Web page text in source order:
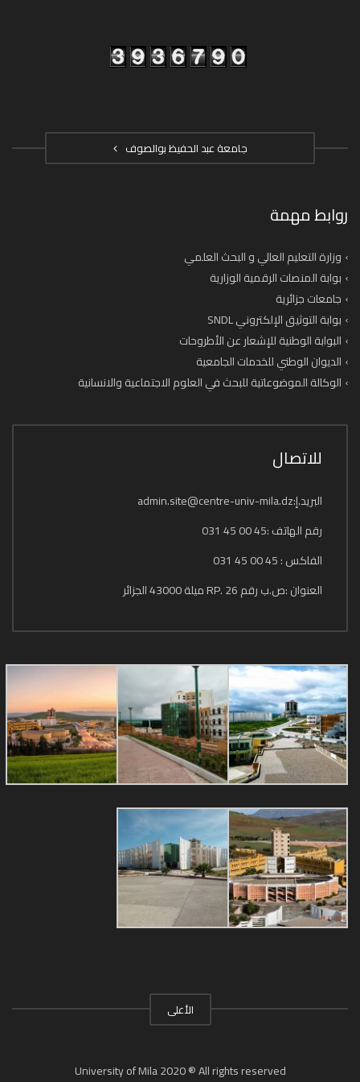
جامعة عبد الحفيظ بوالصوف
روابط مهمة
وزارة التعليم العالي و البحث العلمي
بوابة المنصات الرقمية الوزارية
جامعات جزائرية
بوابة التوثيق الإلكتروني SNDL
البوابة الوطنية للإشعار عن الأطروحات
الديوان الوطني للخدمات الجامعية
الوكالة الموضوعاتية للبحث في العلوم الاجتماعية والانسانية
للاتصال
البريد.إ:admin.site@centre-univ-mila.dz
رقم الهاتف :45 00 45 031
الفاكس : 45 00 45 031
العنوان :ص.ب رقم 26 .RP ميلة 43000 الجزائر
الأعلى
University of Mila 2020 ® All rights reserved